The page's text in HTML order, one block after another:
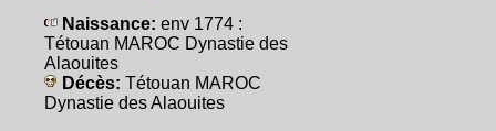
Naissance: env 1774 :
Tétouan MAROC Dynastie des
Alaouites
Décès: Tétouan MAROC
Dynastie des Alaouites